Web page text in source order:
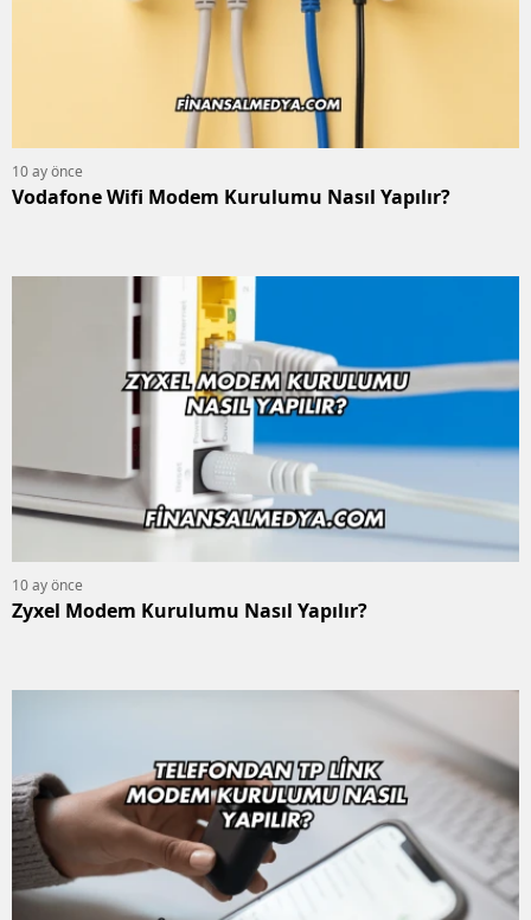
10 ay önce
Vodafone Wifi Modem Kurulumu Nasıl Yapılır?
10 ay önce
Zyxel Modem Kurulumu Nasıl Yapılır?